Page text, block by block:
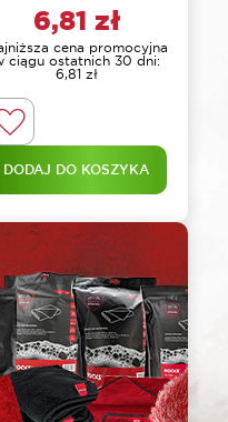
6,81 zł
cena promocyjna
ciągu ostatnich 30 dni:
6,81 zł
DODAJ DO KOSZYKA